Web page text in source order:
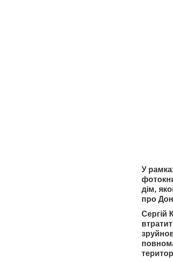
У
дім,
про
Сергій